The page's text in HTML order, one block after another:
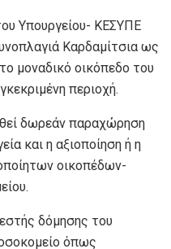
Υπουργείου- ΚΕΣΥΠΕ
Καρδαμίτσια ως
μοναδικό οικόπεδο του
περιοχή.
δωρεάν παραχώρηση
και η αξιοποίηση ή η
οικοπέδων-
δόμησης του
όπως